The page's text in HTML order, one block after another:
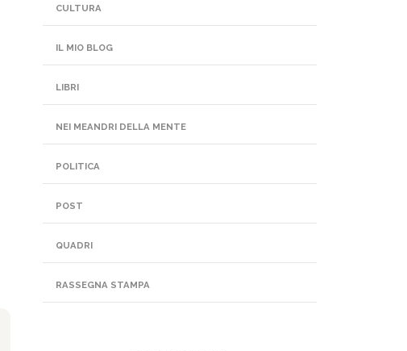
CULTURA
IL MIO BLOG
LIBRI
NEI MEANDRI DELLA MENTE
POLITICA
POST
QUADRI
RASSEGNA STAMPA